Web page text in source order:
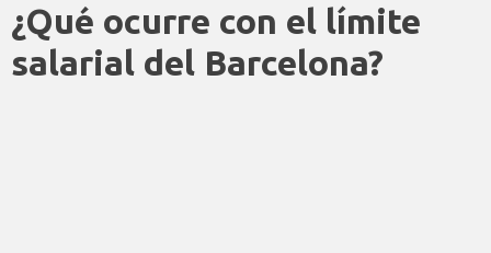
¿Qué ocurre con el límite
salarial del Barcelona?